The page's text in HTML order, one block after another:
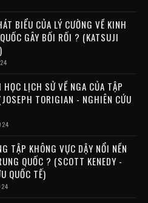
BIỂU CỦA LÝ CƯỜNG VỀ KINH
GÂY BỐI RỐI ? (KATSUJI
HỌC LỊCH SỬ VỀ NGA CỦA TẬP
TORIGIAN - NGHIÊN CỨU
TẬP KHÔNG VỰC DẬY NỔI NỀN
QUỐC ? (SCOTT KENEDY -
QUỐC TẾ)